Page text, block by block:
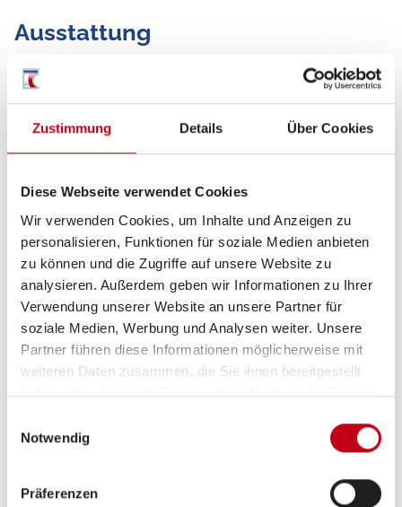
Zustimmung Details Über Cookies
Diese Webseite verwendet Cookies
Wir verwenden Cookies, um Inhalte und Anzeigen zu
personalisieren, Funktionen für soziale Medien anbieten
zu können und die Zugriffe auf unsere Website zu
analysieren. Außerdem geben wir Informationen zu Ihrer
Verwendung unserer Website an unsere Partner für
soziale Medien, Werbung und Analysen weiter. Unsere
Partner führen diese Informationen möglicherweise mit
weiteren Daten zusammen, die Sie ihnen bereitgestellt
haben oder die sie im Rahmen Ihrer Nutzung der Dienste
Notwendig
Präferenzen
Ausstattung
Fahrgestell
Aufbau
GFK-Dach